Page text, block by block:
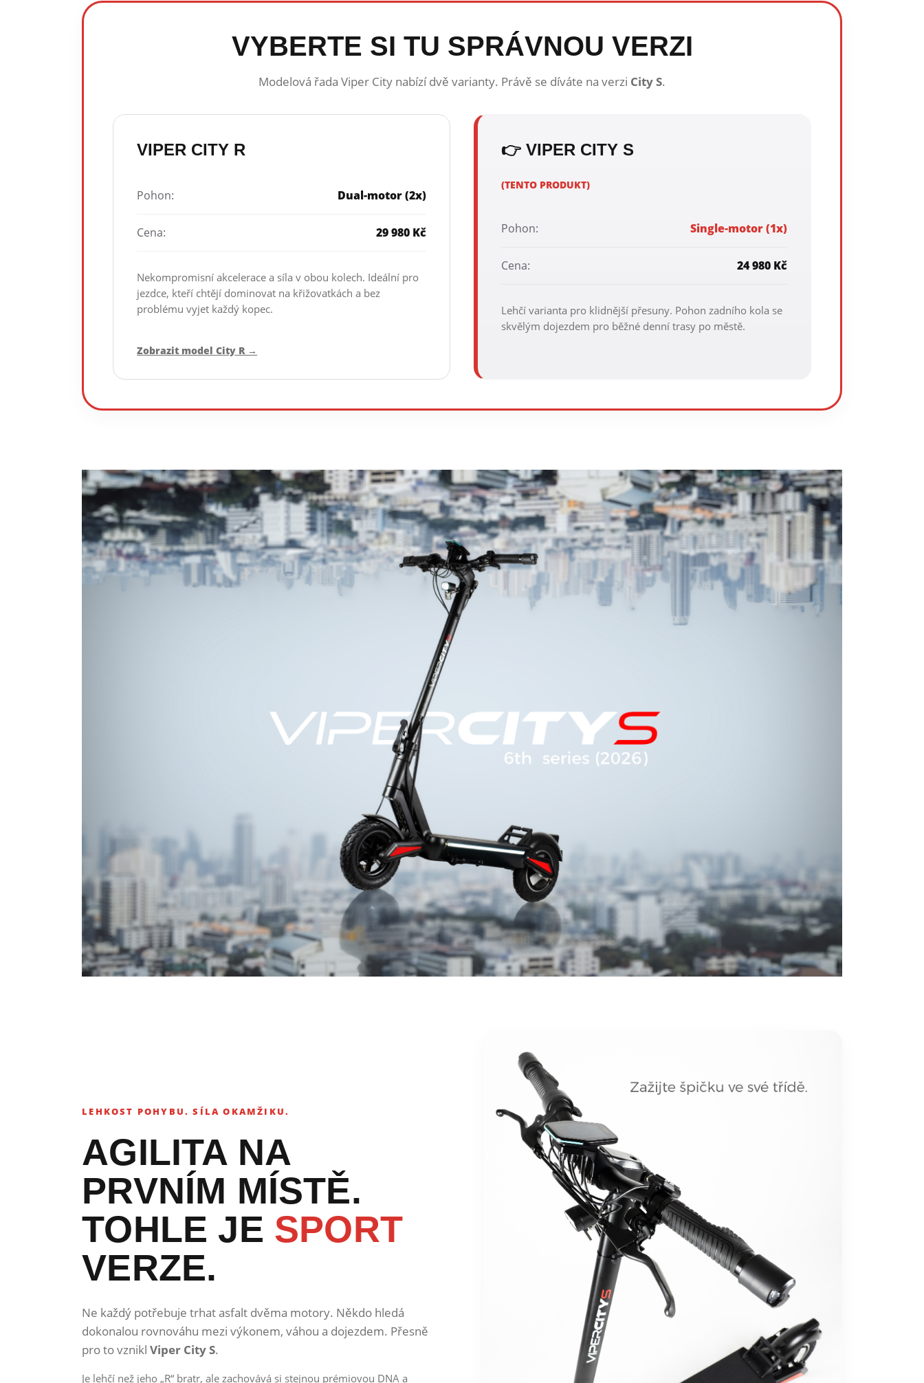
VYBERTE SI TU SPRÁVNOU VERZI
Modelová řada Viper City nabízí dvě varianty. Právě se díváte na verzi City S.
VIPER CITY R
Pohon: Dual-motor (2x)
Cena: 29 980 Kč
Nekompromisní akcelerace a síla v obou kolech. Ideální pro
jezdce, kteří chtějí dominovat na křižovatkách a bez
problému vyjet každý kopec.
Zobrazit model City R →
👉 VIPER CITY S
(TENTO PRODUKT)
Pohon: Single-motor (1x)
Cena: 24 980 Kč
Lehčí varianta pro klidnější přesuny. Pohon zadního kola se
skvělým dojezdem pro běžné denní trasy po městě.
LEHKOST POHYBU. SÍLA OKAMŽIKU.
AGILITA NA
PRVNÍM MÍSTĚ.
TOHLE JE SPORT
VERZE.
Ne každý potřebuje trhat asfalt dvěma motory. Někdo hledá
dokonalou rovnováhu mezi výkonem, váhou a dojezdem. Přesně
pro to vzniklViper City S.
Je lehčí než jeho „R“ bratr, ale zachovává si stejnou prémiovou DNA a